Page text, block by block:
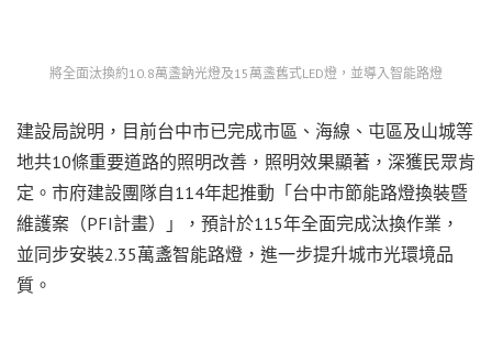
將全面汰換約10.8萬盞鈉光燈及15萬盞舊式LED燈，並導入智能路燈
建設局說明，目前台中市已完成市區、海線、屯區及山城等
地共10條重要道路的照明改善，照明效果顯著，深獲民眾肯
定。市府建設團隊自114年起推動「台中市節能路燈換裝暨
維護案（PFI計畫）」，預計於115年全面完成汰換作業，
並同步安裝2.35萬盞智能路燈，進一步提升城市光環境品
質。